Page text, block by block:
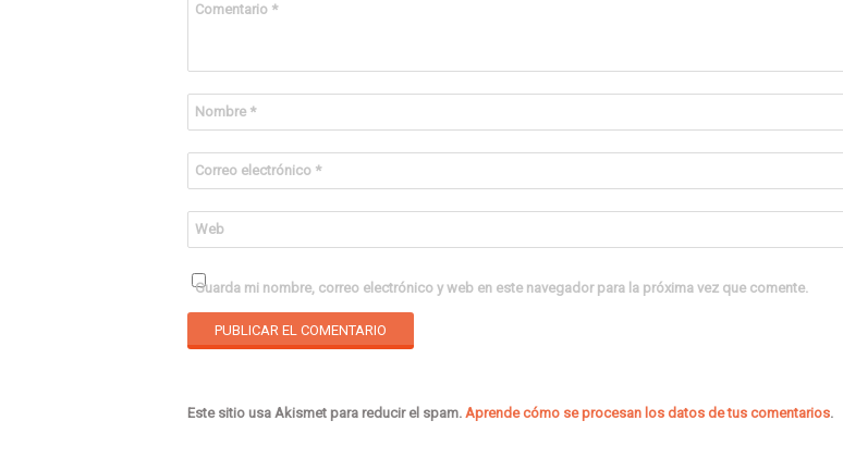
Comentario *
Nombre *
Correo electrónico *
Web
Guarda mi nombre, correo electrónico y web en este navegador para la próxima vez que comente.
Este sitio usa Akismet para reducir el spam. Aprende cómo se procesan los datos de tus comentarios.